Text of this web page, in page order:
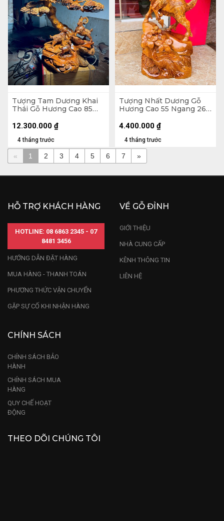
Tượng Tam Dương Khai
Thái Gỗ Hương Cao 85
4 tháng trước
12.300.000 ₫
Tượng Nhất Dương Gỗ
Hương Cao 55 Ngang 26
4 tháng trước
4.400.000 ₫
« 1 2 3 4 5 6 7 »
HỖ TRỢ KHÁCH HÀNG
HOTLINE: 08 6863 2345 - 07
8481 3456
HƯỚNG DẪN ĐẶT HÀNG
MUA HÀNG - THANH TOÁN
PHƯƠNG THỨC VẬN CHUYỂN
GẶP SỰ CỐ KHI NHẬN HÀNG
VỀ GỖ ĐỈNH
GIỚI THIỆU
NHÀ CUNG CẤP
KÊNH THÔNG TIN
LIÊN HỆ
CHÍNH SÁCH
CHÍNH SÁCH BẢO
HÀNH
CHÍNH SÁCH MUA
HÀNG
QUY CHẾ HOẠT
ĐỘNG
THEO DÕI CHÚNG TÔI